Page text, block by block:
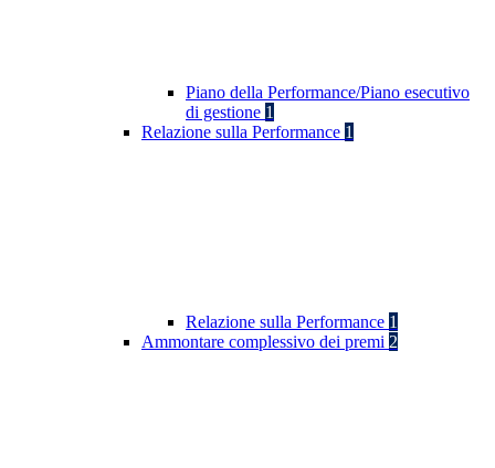
Piano della Performance/Piano esecutivo
di gestione 1
Relazione sulla Performance 1
Relazione sulla Performance 1
Ammontare complessivo dei premi 2